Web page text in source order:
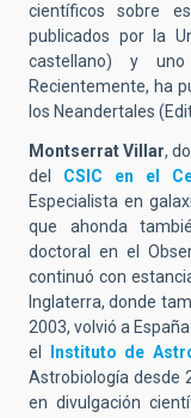
científicos sobre
publicados por la
castellano) y
Recientemente, ha
los Neandertales
Montserrat Villar,
del CSIC en el
Especialista en
que ahonda
doctoral en el
continuó con
Inglaterra, donde
2003, volvió a
el Instituto de
Astrobiología desde
en divulgación